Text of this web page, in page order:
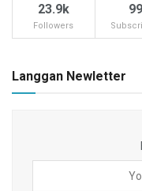
23.9k
Followers
99
Langgan Newletter